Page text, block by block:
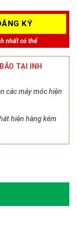
nhất có thể
TẠI INH
các máy móc hiện
hiện hàng kém